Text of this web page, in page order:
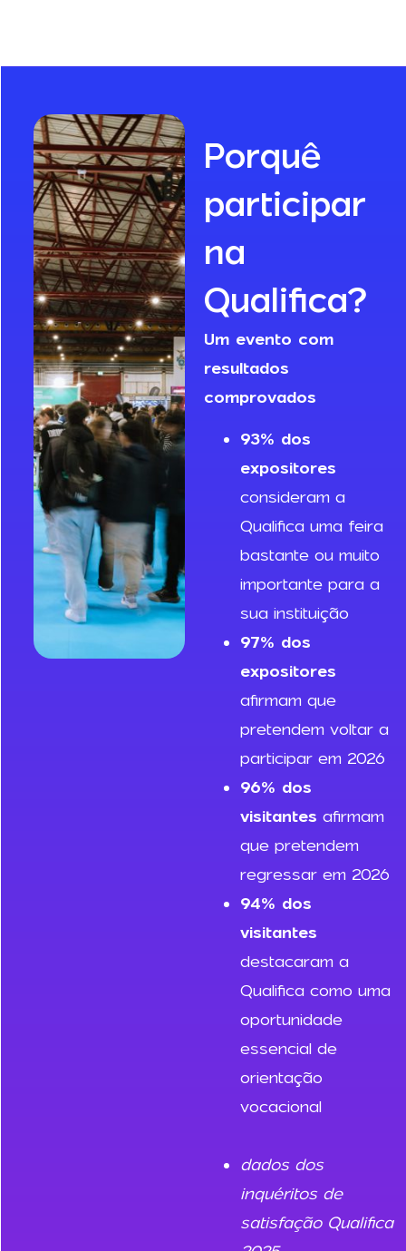
Porquê
participar
na
Qualifica?
Um evento com
resultados
comprovados
93% dos
expositores
consideram a
Qualifica uma feira
bastante ou muito
importante para a
sua instituição
97% dos
expositores
afirmam que
pretendem voltar a
participar em 2026
96% dos
visitantes afirmam
que pretendem
regressar em 2026
94% dos
visitantes
destacaram a
Qualifica como uma
oportunidade
essencial de
orientação
vocacional
dados dos
inquéritos de
satisfação Qualifica